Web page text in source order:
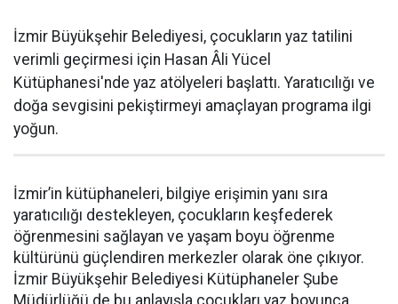
İzmir Büyükşehir Belediyesi, çocukların yaz tatilini
verimli geçirmesi için Hasan Âli Yücel
Kütüphanesi'nde yaz atölyeleri başlattı. Yaratıcılığı ve
doğa sevgisini pekiştirmeyi amaçlayan programa ilgi
yoğun.
İzmir’in kütüphaneleri, bilgiye erişimin yanı sıra
yaratıcılığı destekleyen, çocukların keşfederek
öğrenmesini sağlayan ve yaşam boyu öğrenme
kültürünü güçlendiren merkezler olarak öne çıkıyor.
İzmir Büyükşehir Belediyesi Kütüphaneler Şube